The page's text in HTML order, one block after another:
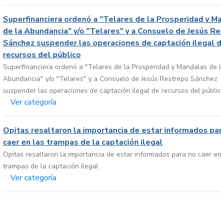
Superfinanciera ordenó a "Telares de la Prosperidad y
de la Abundancia" y/o "Telares" y a Consuelo de Jesús
Sánchez suspender las operaciones de captación ilegal
recursos del público
Superfinanciera ordenó a "Telares de la Prosperidad y Mandalas de
Abundancia" y/o "Telares" y a Consuelo de Jesús Restrepo Sánchez
suspender las operaciones de captación ilegal de recursos del
Ver categoría
Opitas resaltaron la importancia de estar informados
caer en las trampas de la captación ilegal
Opitas resaltaron la importancia de estar informados para no caer
trampas de la captación ilegal
Ver categoría